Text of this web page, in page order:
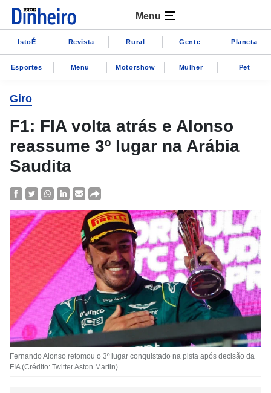
Menu
IstoÉ Revista Rural Gente Planeta
Esportes Menu Motorshow Mulher Pet
Giro
F1: FIA volta atrás e Alonso
reassume 3º lugar na Arábia
Saudita
Fernando Alonso retomou o 3º lugar conquistado na pista após decisão da
FIA (Crédito: Twitter Aston Martin)